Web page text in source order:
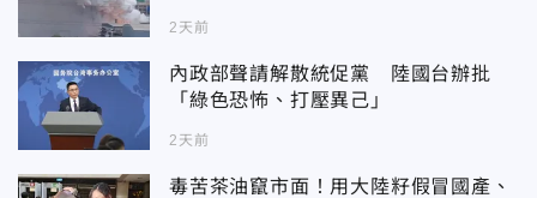
2天前
內政部聲請解散統促黨 陸國台辦批
「綠色恐怖、打壓異己」
2天前
毒苦茶油竄市面！用大陸籽假冒國產、